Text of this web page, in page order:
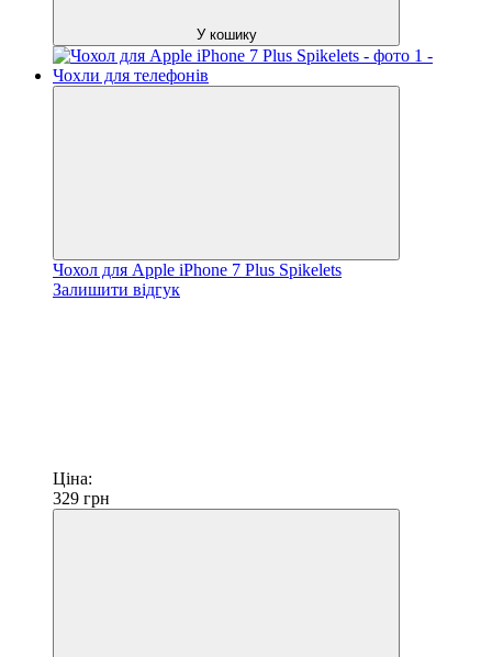
У кошику
Чохол для Apple iPhone 7 Plus Spikelets
Залишити відгук
Ціна:
329 грн